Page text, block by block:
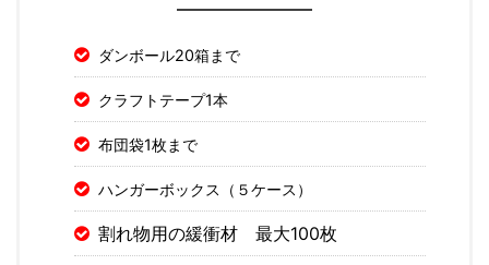
ダンボール20箱まで
クラフトテープ1本
布団袋1枚まで
ハンガーボックス（５ケース）
割れ物用の緩衝材 最大100枚